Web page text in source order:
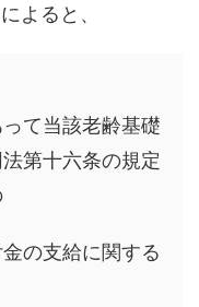
よると、
て当該老齢基礎
第十六条の規定
の支給に関する